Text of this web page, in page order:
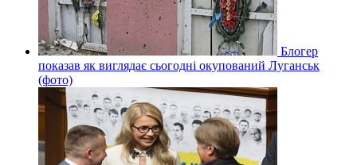
Блогер
показав як виглядає сьогодні окупований Луганськ
(фото)